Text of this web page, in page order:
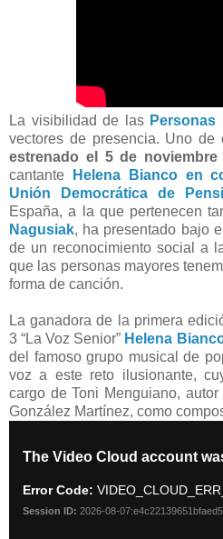
La visibilidad de las Personas
vectores de presencia. Uno de
estrenado el 5 de noviembre
cantante
Helena Bianco en
Unión Democrática de
España, a la que pertenecen
Nagusiak, ha presentado bajo
de un reconocimiento social a
que las personas mayores
forma de canción.
La ganadora de la primera
3 “La Voz Senior” Helena
del famoso grupo musical de
voz a este reto ilusionante,
cargo de Toni Menguiano,
González Martínez, como